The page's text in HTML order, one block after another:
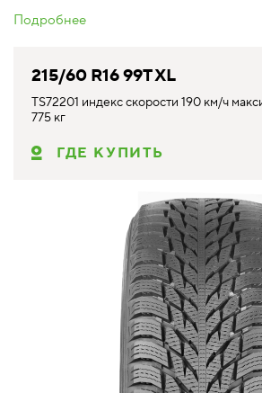
Подробнее
215/60 R16 99T XL
TS72201 индекс скорости 190 км/ч
775 кг
ГДЕ КУПИТЬ